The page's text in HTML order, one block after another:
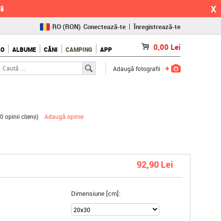
X
(KČ)
SK(€)
RO(RON) Conectează-te Înregistrează-te
ALBUME CĂNI CAMPING APP 0,00 Lei
Adaugă fotografii
0 opinii clienți) Adaugă opinie
92,90 Lei
Dimensiune [cm]: